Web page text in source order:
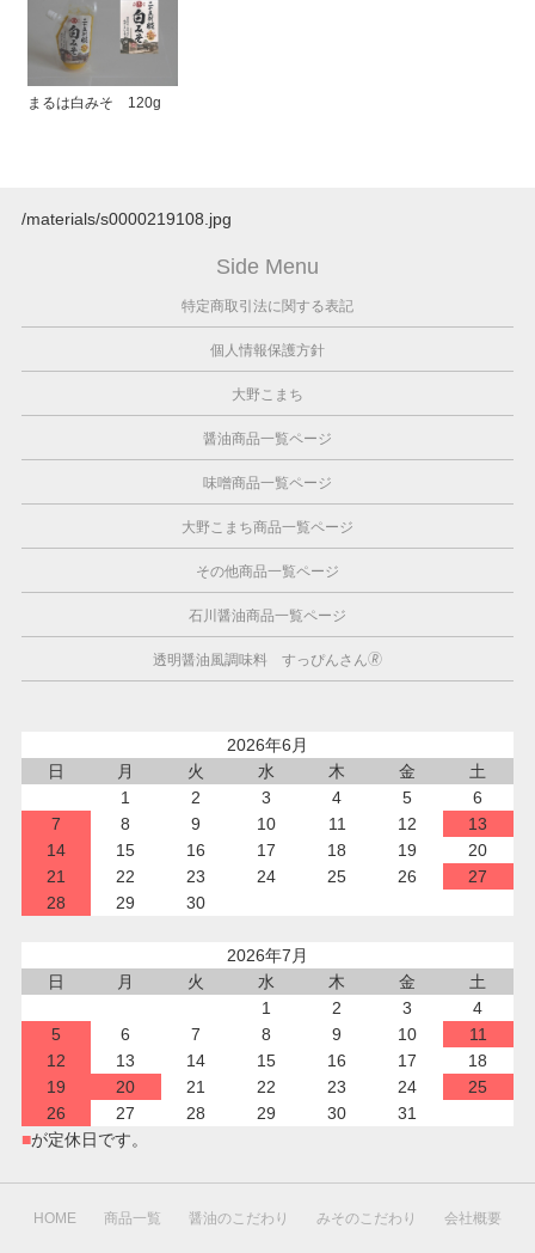
まるは白みそ 120g
/materials/s0000219108.jpg
Side Menu
特定商取引法に関する表記
個人情報保護方針
大野こまち
醤油商品一覧ページ
味噌商品一覧ページ
大野こまち商品一覧ページ
その他商品一覧ページ
石川醤油商品一覧ページ
透明醤油風調味料 すっぴんさん🄬
2026年6月
日
月 火 水 木 金
土
1
2 3 4 5
6
7
8 9 10 11 12
13
14
15 16 17 18 19
20
21
22 23 24 25 26
27
28
29 30
2026年7月
日
月 火 水 木 金
土
1
2 3
4
5
6 7 8 9 10
11
12
13 14 15 16 17
18
19
20 21 22 23 24
25
26
27 28 29 30
31
■が定休日です。
HOME 商品一覧 醤油のこだわり みそのこだわり 会社概要